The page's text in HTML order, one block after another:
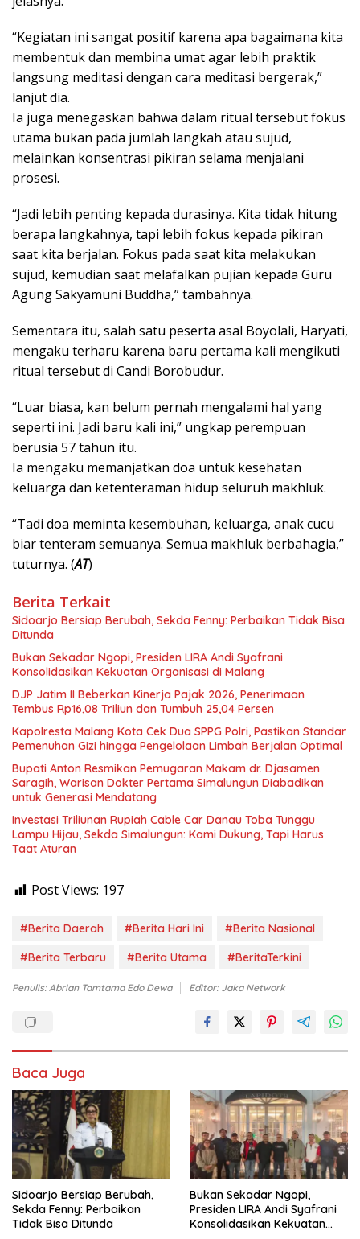
“Kegiatan ini sangat positif karena apa bagaimana kita
membentuk dan membina umat agar lebih praktik
langsung meditasi dengan cara meditasi bergerak,”
lanjut dia.
Ia juga menegaskan bahwa dalam ritual tersebut fokus
utama bukan pada jumlah langkah atau sujud,
melainkan konsentrasi pikiran selama menjalani
prosesi.
“Jadi lebih penting kepada durasinya. Kita tidak hitung
berapa langkahnya, tapi lebih fokus kepada pikiran
saat kita berjalan. Fokus pada saat kita melakukan
sujud, kemudian saat melafalkan pujian kepada Guru
Agung Sakyamuni Buddha,” tambahnya.
Sementara itu, salah satu peserta asal Boyolali, Haryati,
mengaku terharu karena baru pertama kali mengikuti
ritual tersebut di Candi Borobudur.
“Luar biasa, kan belum pernah mengalami hal yang
seperti ini. Jadi baru kali ini,” ungkap perempuan
berusia 57 tahun itu.
Ia mengaku memanjatkan doa untuk kesehatan
keluarga dan ketenteraman hidup seluruh makhluk.
“Tadi doa meminta kesembuhan, keluarga, anak cucu
biar tenteram semuanya. Semua makhluk berbahagia,”
tuturnya. (AT)
Berita Terkait
Sidoarjo Bersiap Berubah, Sekda Fenny: Perbaikan Tidak Bisa
Ditunda
Bukan Sekadar Ngopi, Presiden LIRA Andi Syafrani
Konsolidasikan Kekuatan Organisasi di Malang
DJP Jatim II Beberkan Kinerja Pajak 2026, Penerimaan
Tembus Rp16,08 Triliun dan Tumbuh 25,04 Persen
Kapolresta Malang Kota Cek Dua SPPG Polri, Pastikan Standar
Pemenuhan Gizi hingga Pengelolaan Limbah Berjalan Optimal
Bupati Anton Resmikan Pemugaran Makam dr. Djasamen
Saragih, Warisan Dokter Pertama Simalungun Diabadikan
untuk Generasi Mendatang
Investasi Triliunan Rupiah Cable Car Danau Toba Tunggu
Lampu Hijau, Sekda Simalungun: Kami Dukung, Tapi Harus
Taat Aturan
Post Views: 197
#Berita Daerah #Berita Hari Ini
#Berita Nasional
#Berita Terbaru
#Berita Utama #BeritaTerkini
Penulis: Abrian Tamtama Edo Dewa Editor: Jaka Network
Baca Juga
Sidoarjo Bersiap Berubah,
Sekda Fenny: Perbaikan
Tidak Bisa Ditunda
Bukan Sekadar Ngopi,
Presiden LIRA Andi Syafrani
Konsolidasikan Kekuatan